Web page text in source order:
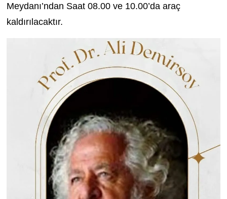
Meydanı’ndan Saat 08.00 ve 10.00’da araç
kaldırılacaktır.